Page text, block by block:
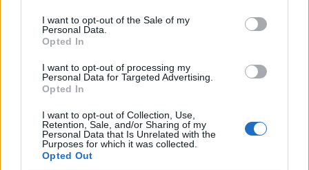
I want to opt-out of the Sale of my
Personal Data.
Opted In
I want to opt-out of processing my
Personal Data for Targeted Advertising.
Opted In
I want to opt-out of Collection, Use,
Retention, Sale, and/or Sharing of my
Personal Data that Is Unrelated with the
Purposes for which it was collected.
Opted Out